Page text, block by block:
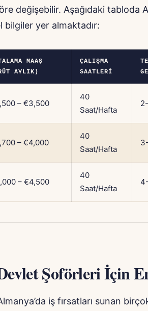
değişebilir. Aşağıdaki tabloda
bilgiler yer almaktadır:
MAAŞ
AYLIK)
ÇALIŞMA
SAATLERI
– €3,500
40
Saat/Hafta
– €4,000
40
Saat/Hafta
– €4,500
40
Saat/Hafta
Şoförleri İçin
iş fırsatları sunan